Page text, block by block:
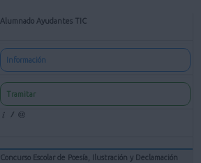
Alumnado Ayudantes TIC
Información
Tramitar
Concurso Escolar de Poesía, Ilustración y Declamación